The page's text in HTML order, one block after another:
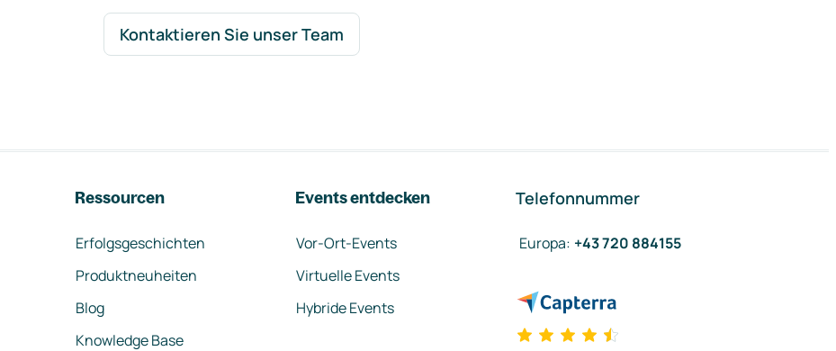
Kontaktieren Sie unser Team
Ressourcen
Erfolgsgeschichten
Produktneuheiten
Blog
Knowledge Base
Events entdecken
Vor-Ort-Events
Virtuelle Events
Hybride Events
Telefonnummer
Europa: +43 720 884155